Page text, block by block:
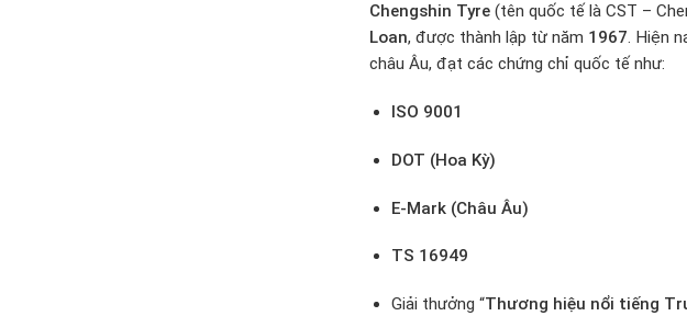
Chengshin Tyre (tên quốc tế là CST –
Loan, được thành lập từ năm 1967. Hiện
châu Âu, đạt các chứng chỉ quốc tế như:
ISO 9001
DOT (Hoa Kỳ)
E-Mark (Châu Âu)
TS 16949
Giải thưởng “Thương hiệu nổi tiếng